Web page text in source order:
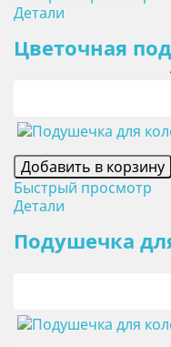
Детали
Цветочная
Добавить в корзину
Быстрый просмотр
Детали
Подушечка